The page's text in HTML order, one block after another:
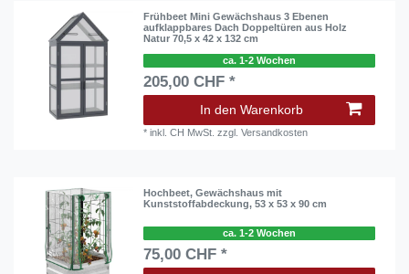
Frühbeet Mini Gewächshaus 3 Ebenen
aufklappbares Dach Doppeltüren aus Holz
Natur 70,5 x 42 x 132 cm
ca. 1-2 Wochen
205,00 CHF *
In den Warenkorb
*inkl. CH MwSt. zzgl.Versandkosten
Hochbeet, Gewächshaus mit
Kunststoffabdeckung, 53 x 53 x 90 cm
ca. 1-2 Wochen
75,00 CHF *